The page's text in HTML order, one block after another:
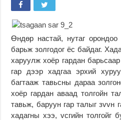
Өндөр настай, нутаг
барьж золгодог ёс байдаг.
харуулж хоёр гардан
гар дээр хадгаа эрхий
багтааж тавьсны дараа
хоёр гардан аваад толгойн
тавьж, баруун гар талыг зvvн
хадагны хээ, vсгийн толгойг